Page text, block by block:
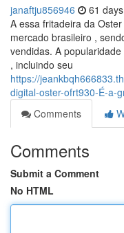
janaftju856946 61
A essa fritadeira da
mercado brasileiro ,
vendidas. A
, incluindo seu
https://
digital-oster-ofrt930-É-a-
Comments
Comments
Submit a Comment
No HTML